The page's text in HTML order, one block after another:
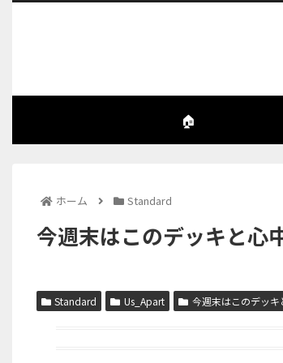
🏠
ホーム Standard
今週末はこのデッキと心
Standard Us_Apart 今週末はこのデッ